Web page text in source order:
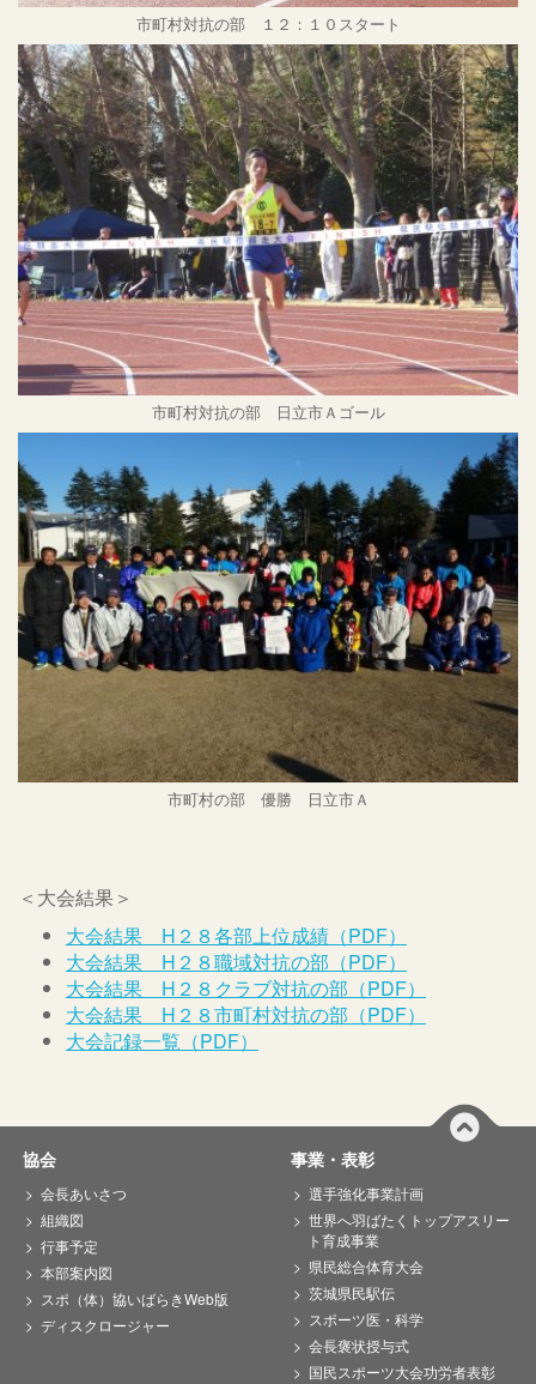
市町村対抗の部 １２：１０スタート
市町村対抗の部 日立市Ａゴール
市町村の部 優勝 日立市Ａ
＜大会結果＞
大会結果 H２８各部上位成績（PDF）
大会結果 H２８職域対抗の部（PDF）
大会結果 H２８クラブ対抗の部（PDF）
大会結果 H２８市町村対抗の部（PDF）
大会記録一覧（PDF）
協会
会長あいさつ
組織図
行事予定
本部案内図
スポ（体）協いばらきWeb版
ディスクロージャー
事業・表彰
選手強化事業計画
世界へ羽ばたくトップアスリー
ト育成事業
県民総合体育大会
茨城県民駅伝
スポーツ医・科学
会長褒状授与式
国民スポーツ大会功労者表彰